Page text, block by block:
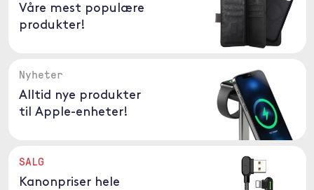
Våre mest populære
produkter!
Nyheter
Alltid nye produkter
til Apple-enheter!
SALG
Kanonpriser hele